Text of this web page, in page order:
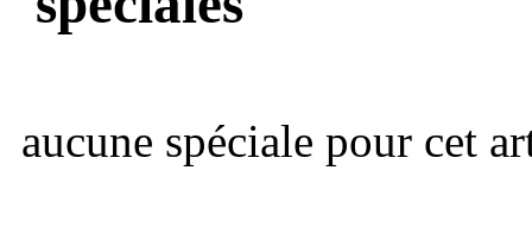
aucune spéciale pour cet